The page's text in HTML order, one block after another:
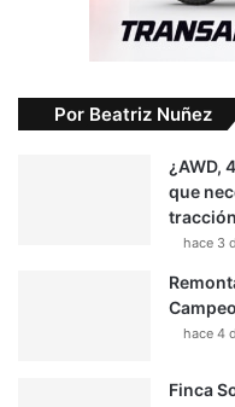
Por Beatriz Nuñez
¿AWD,
que
hace 3
hace 4
Finca